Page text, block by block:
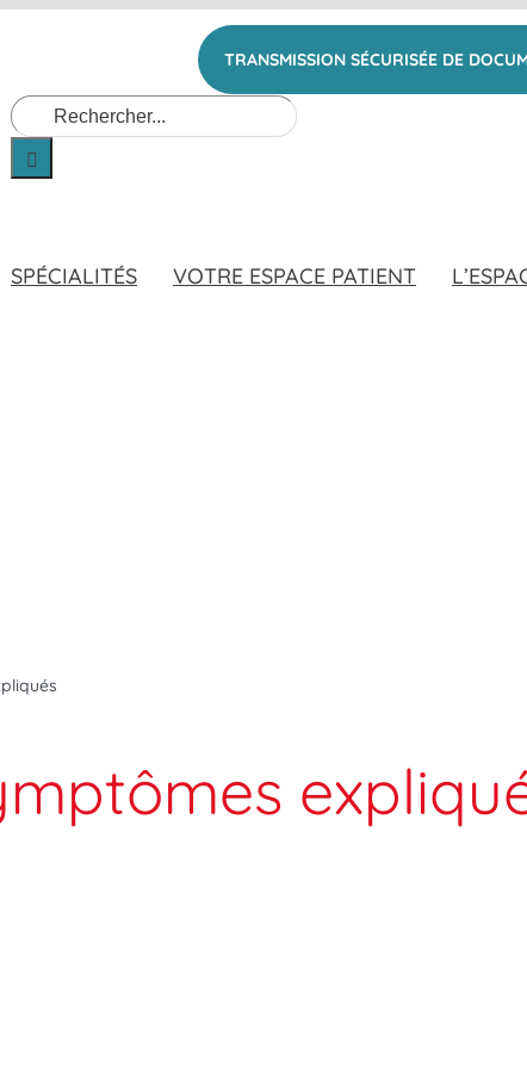
TRANSMISSION SÉCURISÉE DE
Rechercher:
SPÉCIALITÉS VOTRE ESPACE PATIENT